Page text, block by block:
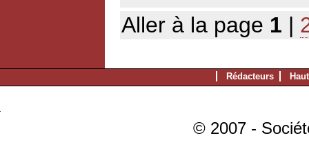
Aller à la page 1 |
Rédacteurs
© 2007 -